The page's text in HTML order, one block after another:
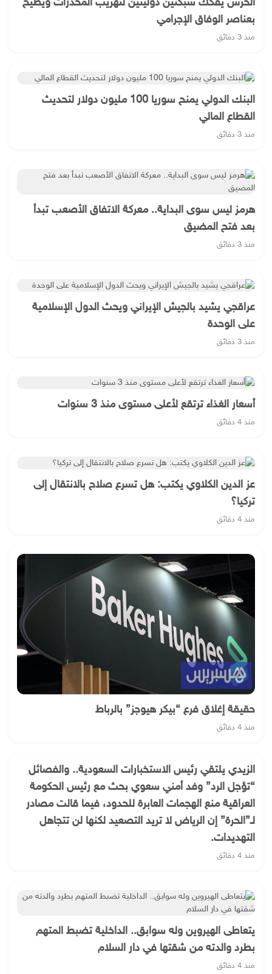
الحرس يفكك شبكتين دوليتين لتهريب المخدرات ويطيح
بعناصر الوفاق الإجرامي
منذ 3 دقائق
البنك الدولي يمنح سوريا 100 مليون دولار لتحديث
القطاع المالي
منذ 3 دقائق
هرمز ليس سوى البداية.. معركة الاتفاق الأصعب تبدأ
بعد فتح المضيق
منذ 3 دقائق
عراقجي يشيد بالجيش الإيراني ويحث الدول الإسلامية
على الوحدة
منذ 3 دقائق
أسعار الغذاء ترتقع لأعلى مستوى منذ 3 سنوات
منذ 4 دقائق
عز الدين الكلاوي يكتب: هل تسرع صلاح بالانتقال إلى
تركيا؟
منذ 4 دقائق
حقيقة إغلاق فرع “بيكر هيوجز” بالرباط
منذ 4 دقائق
الزيدي يلتقي رئيس الاستخبارات السعودية.. والفصائل
“تؤجل الرد” وفد أمني سعوي بحث مع رئيس الحكومة
العراقية منع الهجمات العابرة للحدود، فيما قالت مصادر
لـ”الحرة” إن الرياض لا تريد التصعيد لكنها لن تتجاهل
التهديدات.
منذ 4 دقائق
يتعاطى الهيروين وله سوابق.. الداخلية تضبط المتهم
بطرد والدته من شقتها في دار السلام
منذ 4 دقائق